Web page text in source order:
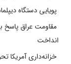
پویایی دستگاه
مقاومت عراق پاسخ
انداخت
خزانه‌داری آمریکا